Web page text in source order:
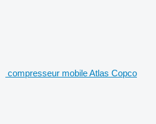
compresseur mobile Atlas Copco